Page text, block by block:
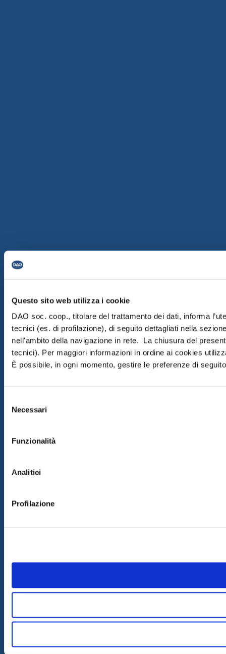
Questo sito web utilizza i cookie
DAO soc. coop., titolare del trattamento dei dati, informa
tecnici (es. di profilazione), di seguito dettagliati nella
nell'ambito della navigazione in rete. La chiusura del
tecnici). Per maggiori informazioni in ordine ai cookies
È possibile, in ogni momento, gestire le preferenze di
delNecessari
Funzionalità
Analitici
Profilazione